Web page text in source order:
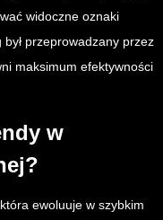
widoczne oznaki
przeprowadzany przez
maksimum efektywności
w
ewoluuje w szybkim